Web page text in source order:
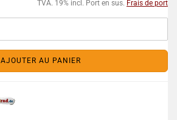
TVA. 19% incl. Port en sus. Frais de port
AJOUTER AU PANIER